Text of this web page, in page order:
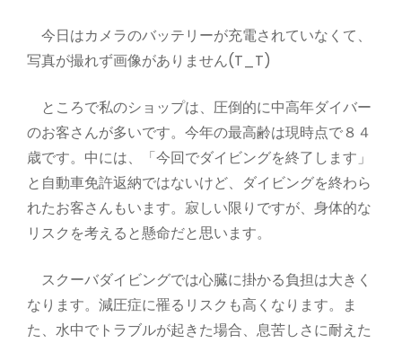
今日はカメラのバッテリーが充電されていなくて、
写真が撮れず画像がありません(T_T)
ところで私のショップは、圧倒的に中高年ダイバー
のお客さんが多いです。今年の最高齢は現時点で８４
歳です。中には、「今回でダイビングを終了します」
と自動車免許返納ではないけど、ダイビングを終わら
れたお客さんもいます。寂しい限りですが、身体的な
リスクを考えると懸命だと思います。
スクーバダイビングでは心臓に掛かる負担は大きく
なります。減圧症に罹るリスクも高くなります。ま
た、水中でトラブルが起きた場合、息苦しさに耐えた